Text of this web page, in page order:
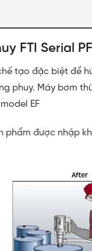
FTI Serial PF
tạo đặc biệt để
phuy. Máy bơm
EF
phẩm được nhập